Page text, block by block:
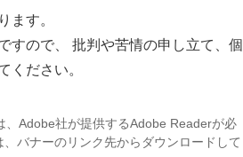
ます。
ので、 批判や苦情の申し立て、個
ください。
、Adobe社が提供するAdobe Readerが必
バナーのリンク先からダウンロードして